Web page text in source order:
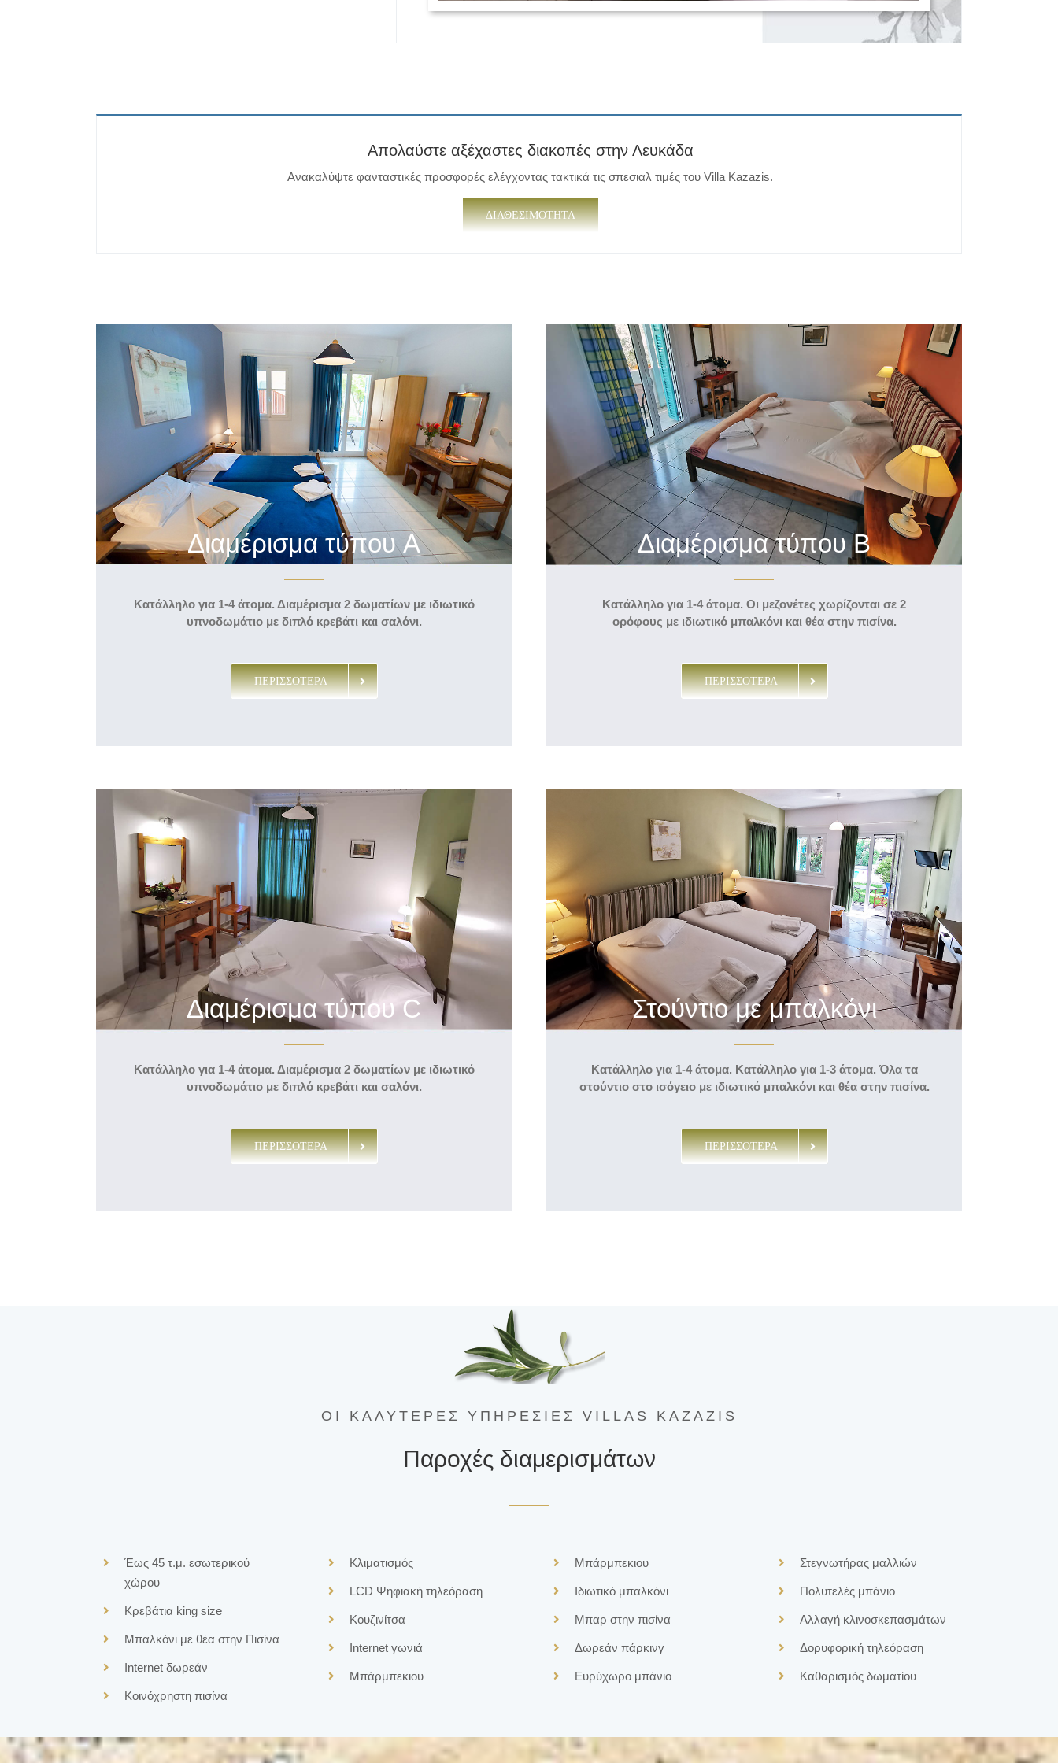
Απολαύστε αξέχαστες διακοπές στην Λευκάδα
Ανακαλύψτε φανταστικές προσφορές ελέγχοντας τακτικά τις σπεσιαλ τιμές του Villa Kazazis.
ΔΙΑΘΕΣΙΜΟΤΗΤΑ
Διαμέρισμα τύπου A
Κατάλληλο για 1-4 άτομα. Διαμέρισμα 2 δωματίων με ιδιωτικό
υπνοδωμάτιο με διπλό κρεβάτι και σαλόνι.
ΠΕΡΙΣΣΟΤΕΡΑ
Διαμέρισμα τύπου Β
Κατάλληλο για 1-4 άτομα. Οι μεζονέτες χωρίζονται σε 2
ορόφους με ιδιωτικό μπαλκόνι και θέα στην πισίνα.
ΠΕΡΙΣΣΟΤΕΡΑ
Διαμέρισμα τύπου C
Κατάλληλο για 1-4 άτομα. Διαμέρισμα 2 δωματίων με ιδιωτικό
υπνοδωμάτιο με διπλό κρεβάτι και σαλόνι.
ΠΕΡΙΣΣΟΤΕΡΑ
Στούντιο με μπαλκόνι
Κατάλληλο για 1-4 άτομα. Κατάλληλο για 1-3 άτομα. Όλα τα
στούντιο στο ισόγειο με ιδιωτικό μπαλκόνι και θέα στην πισίνα.
ΠΕΡΙΣΣΟΤΕΡΑ
ΟΙ ΚΑΛΥΤΕΡΕΣ ΥΠΗΡΕΣΙΕΣ VILLAS KAZAZIS
Παροχές διαμερισμάτων
Έως 45 τ.μ. εσωτερικού
χώρου
Κρεβάτια king size
Μπαλκόνι με θέα στην Πισίνα
Internet δωρεάν
Κοινόχρηστη πισίνα
Κλιματισμός
LCD Ψηφιακή τηλεόραση
Κουζινίτσα
Internet γωνιά
Μπάρμπεκιου
Μπάρμπεκιου
Ιδιωτικό μπαλκόνι
Μπαρ στην πισίνα
Δωρεάν πάρκινγ
Ευρύχωρο μπάνιο
Στεγνωτήρας μαλλιών
Πολυτελές μπάνιο
Αλλαγή κλινοσκεπασμάτων
Δορυφορική τηλεόραση
Καθαρισμός δωματίου